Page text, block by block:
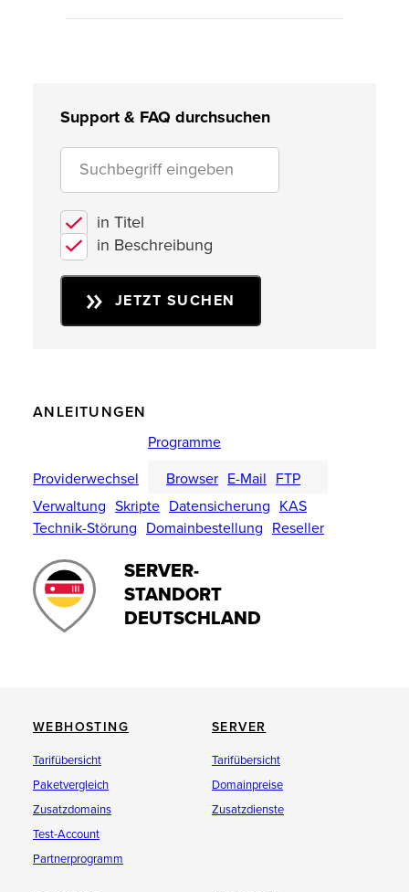
Support & FAQ durchsuchen
in Titel
in Beschreibung
JETZT SUCHEN
ANLEITUNGEN
Providerwechsel
Programme
Browser E-Mail FTP
Verwaltung Skripte Datensicherung KAS
Technik-Störung Domainbestellung Reseller
SERVER-
STANDORT
DEUTSCHLAND
WEBHOSTING
Tarifübersicht
Paketvergleich
Zusatzdomains
Test-Account
Partnerprogramm
SERVER
Tarifübersicht
Domainpreise
Zusatzdienste